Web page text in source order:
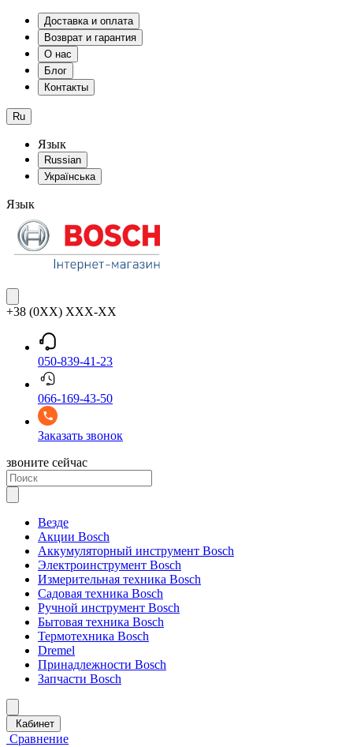
Доставка и оплата
Возврат и гарантия
О нас
Блог
Контакты
Ru
Язык
Russian
Українська
Язык
+38 (0XX) XXX-XX
050-839-41-23
066-169-43-50
Заказать звонок
звоните сейчас
Везде
Акции Bosch
Аккумуляторный инструмент Bosch
Электроинструмент Bosch
Измерительная техника Bosch
Садовая техника Bosch
Ручной инструмент Bosch
Бытовая техника Bosch
Термотехника Bosch
Dremel
Принадлежности Bosch
Запчасти Bosch
Кабинет
Сравнение